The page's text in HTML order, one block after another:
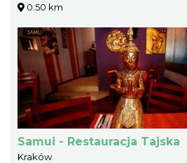
0.50 km
Samui - Restauracja Tajska
Kraków